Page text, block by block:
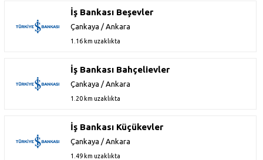
İş Bankası Beşevler
Çankaya / Ankara
1.16 km uzaklıkta
İş Bankası Bahçelievler
Çankaya / Ankara
1.20 km uzaklıkta
İş Bankası Küçükevler
Çankaya / Ankara
1.49 km uzaklıkta